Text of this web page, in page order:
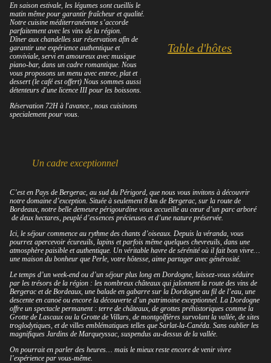
En saison estivale, les légumes sont cueillis le
matin même pour garantir fraîcheur et qualité.
Notre cuisine méditerranéenne s’accorde
parfaitement avec les vins de la région.
Dîner aux chandelles sur réservation afin de
garantir une expérience authentique et
conviviale, servi en amoureux avec musique
piano-bar, dans un cadre romantique. Nous
vous proposons un menu avec entree, plat et
dessert (le café est offert) Nous sommes aussi
détenteurs d'une licence III pour les boissons.
Réservation 72H à l'avance., nous cuisinons
specialement pour vous.
Table d'hôtes
Un cadre exceptionnel
C’est en Pays de Bergerac, au sud du Périgord, que nous vous invitons à découvrir
notre domaine d’exception. Située à seulement 8 km de Bergerac, sur la route de
Bordeaux, notre belle demeure périgourdine vous accueille au cœur d’un parc arboré
de deux hectares, peuplé d’essences précieuses et d’une nature préservée.
Ici, le séjour commence au rythme des chants d’oiseaux. Depuis la véranda, vous
pourrez apercevoir écureuils, lapins et parfois même quelques chevreuils, dans une
atmosphère paisible et authentique. Un véritable havre de sérénité où il fait bon vivre…
une maison du bonheur que Perle, votre hôtesse, aime partager avec générosité.
Le temps d’un week-end ou d’un séjour plus long en Dordogne, laissez-vous séduire
par les trésors de la région : les nombreux châteaux qui jalonnent la route des vins de
Bergerac et de Bordeaux, une balade en gabarre sur la Dordogne au fil de l’eau, une
descente en canoë ou encore la découverte d’un patrimoine exceptionnel. La Dordogne
offre un spectacle permanent : terre de châteaux, de grottes préhistoriques comme la
Grotte de Lascaux ou la Grotte de Villars, de montgolfières survolant la vallée, de sites
troglodytiques, et de villes emblématiques telles que Sarlat-la-Canéda. Sans oublier les
magnifiques Jardins de Marqueyssac, suspendus au-dessus de la vallée.
On pourrait en parler des heures… mais le mieux reste encore de venir vivre
l’expérience par vous-même.